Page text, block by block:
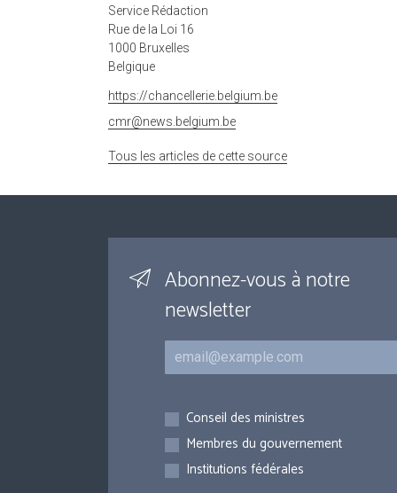
Service Rédaction
Rue de la Loi 16
1000 Bruxelles
Belgique
https://chancellerie.belgium.be
cmr@news.belgium.be
Tous les articles de cette source
Abonnez-vous à notre
newsletter
Courriel
Inscriptions
Conseil des ministres
Membres du gouvernement
Institutions fédérales